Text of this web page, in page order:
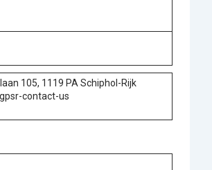
105, 1119 PA Schiphol-Rijk
contact-us